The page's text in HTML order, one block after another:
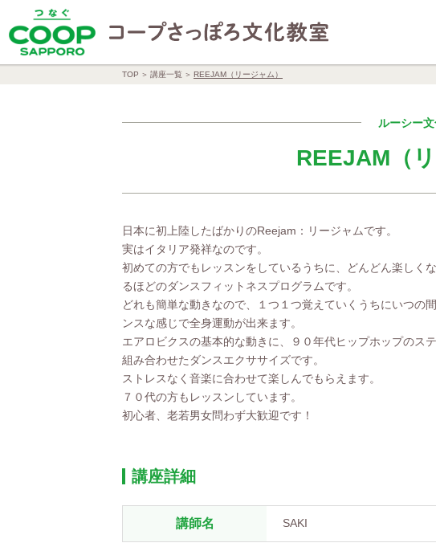
TOP 講座一覧 REEJAM（リージャム）
ルーシー
REEJAM（リ
日本に初上陸したばかりのReejam：リージャムです。
実はイタリア発祥なのです。
初めての方でもレッスンをしているうちに、どんどん楽しくな
るほどのダンスフィットネスプログラムです。
どれも簡単な動きなので、１つ１つ覚えていくうちにいつの
ンスな感じで全身運動が出来ます。
エアロビクスの基本的な動きに、９０年代ヒップホップのス
組み合わせたダンスエクササイズです。
ストレスなく音楽に合わせて楽しんでもらえます。
７０代の方もレッスンしています。
初心者、老若男女問わず大歓迎です！
講座詳細
講師名 SAKI